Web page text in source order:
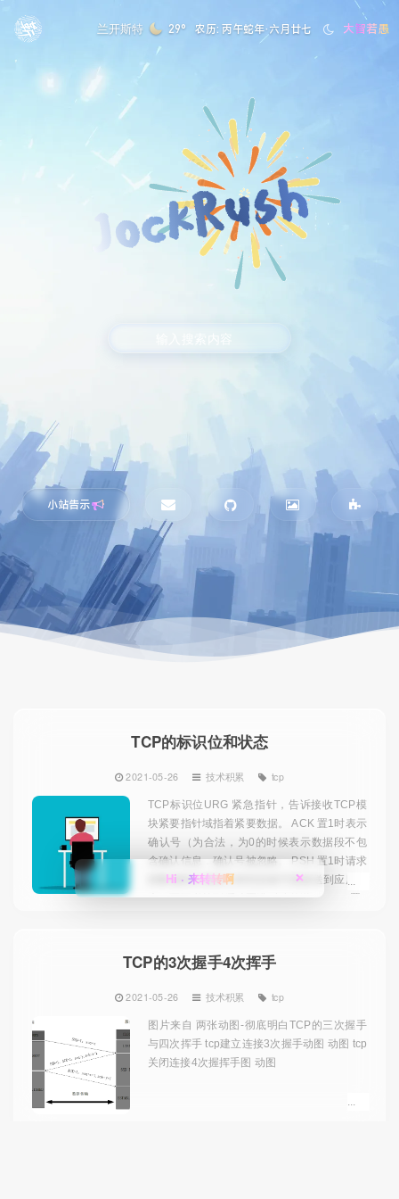
兰开斯特 29° 农历: 丙午蛇年·六月廿七 大智若愚
JockRush
小站告示
TCP的标识位和状态
2021-05-26 技术积累 tcp
TCP标识位URG 紧急指针，告诉接收TCP模
块紧要指针域指着紧要数据。 ACK 置1时表示
确认号（为合法，为0的时候表示数据段不包
含确认信息，确认号被忽略。 PSH 置1时请求
的数据段在接收方得到后就可直接送到应用程
序，而不必等到缓冲区满时才传送。 RST 置1
TCP的3次握手4次挥手
2021-05-26 技术积累 tcp
图片来自 两张动图-彻底明白TCP的三次握手
与四次挥手 tcp建立连接3次握手动图 动图 tcp
关闭连接4次握挥手图 动图
Hi · 来转转啊 ❌